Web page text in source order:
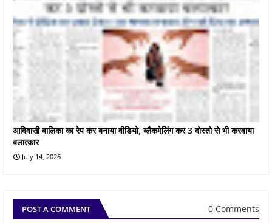
आदिवासी बालिका का रेप कर बनाया वीडियो, ब्लैकमेलिंग कर 3 दोस्तो से भी करवाया
बलात्कार
July 14, 2026
POST A COMMENT 0 Comments